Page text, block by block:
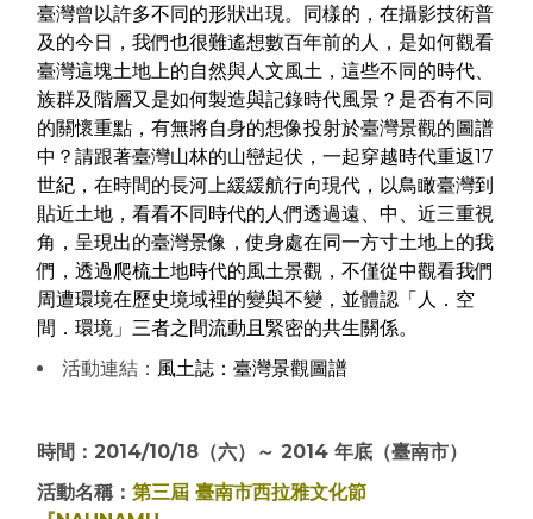
臺灣曾以許多不同的形狀出現。同樣的，在攝影技術普
及的今日，我們也很難遙想數百年前的人，是如何觀看
臺灣這塊土地上的自然與人文風土，這些不同的時代、
族群及階層又是如何製造與記錄時代風景？是否有不同
的關懷重點，有無將自身的想像投射於臺灣景觀的圖譜
中？請跟著臺灣山林的山巒起伏，一起穿越時代重返17
世紀，在時間的長河上緩緩航行向現代，以鳥瞰臺灣到
貼近土地，看看不同時代的人們透過遠、中、近三重視
角，呈現出的臺灣景像，使身處在同一方寸土地上的我
們，透過爬梳土地時代的風土景觀，不僅從中觀看我們
周遭環境在歷史境域裡的變與不變，並體認「人．空
間．環境」三者之間流動且緊密的共生關係。
活動連結： 風土誌：臺灣景觀圖譜
時間：2014/10/18（六）～ 2014 年底（臺南市）
活動名稱：第三屆 臺南市西拉雅文化節